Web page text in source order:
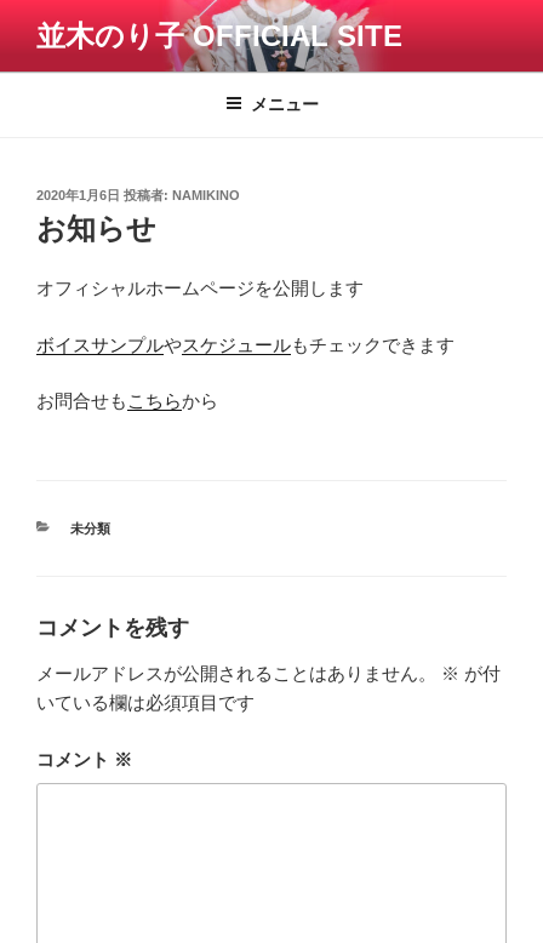
テ
並木のり子 OFFICIAL SITE
メニュー
投
稿
日:
2020年1月6日 投稿者: NAMIKINO
お知らせ
オフィシャルホームページを公開します
ボイスサンプルやスケジュールもチェックできます
お問合せも こちらから
カ
未分類
コメントを残す
メールアドレスが公開されることはありません。 ※ が付
いている欄は必須項目です
コメント ※